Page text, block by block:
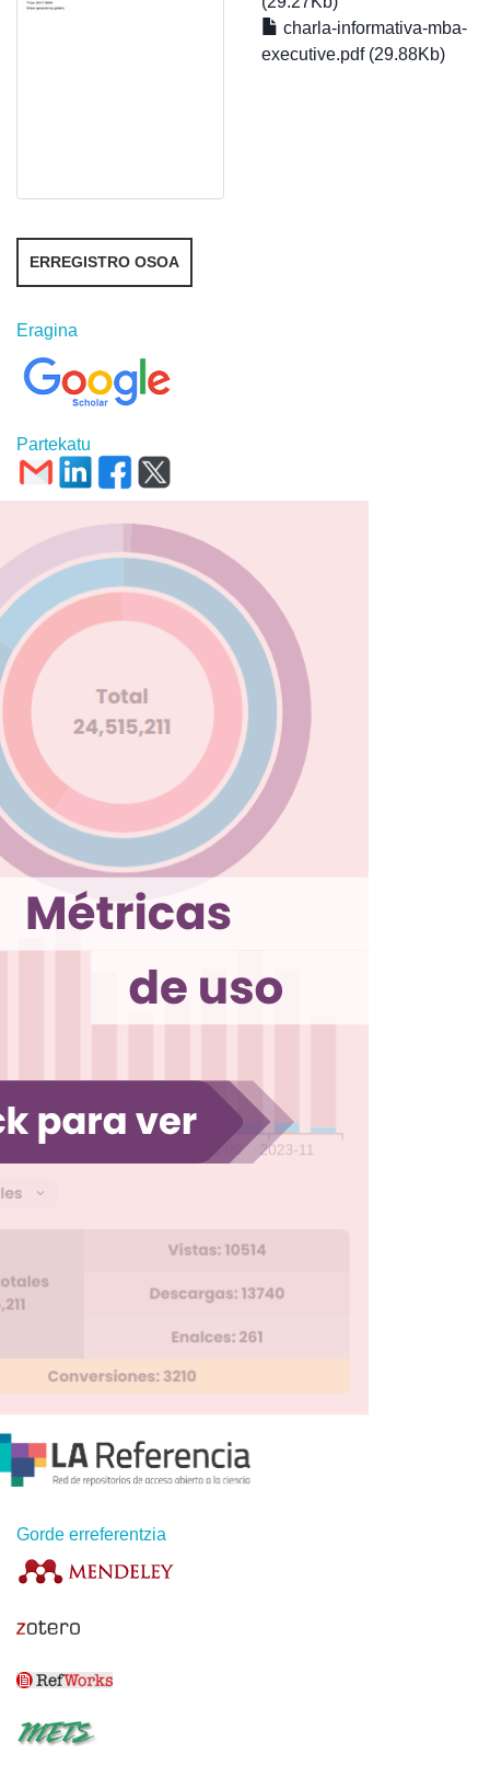
charla-informativa-mba-
executive.pdf (29.88Kb)
ERREGISTRO OSOA
Eragina
Partekatu
Gorde erreferentzia